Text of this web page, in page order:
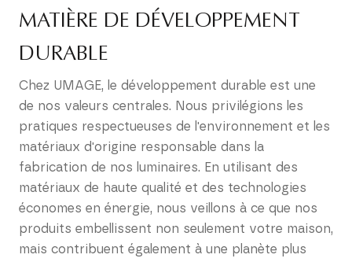
MATIÈRE DE DÉVELOPPEMENT
DURABLE
Chez UMAGE, le développement durable est une
de nos valeurs centrales. Nous privilégions les
pratiques respectueuses de l'environnement et les
matériaux d'origine responsable dans la
fabrication de nos luminaires. En utilisant des
matériaux de haute qualité et des technologies
économes en énergie, nous veillons à ce que nos
produits embellissent non seulement votre maison,
mais contribuent également à une planète plus